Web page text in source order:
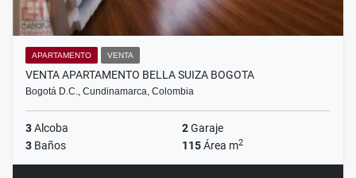
APARTAMENTO VENTA
VENTA APARTAMENTO BELLA SUIZA BOGOTA
Bogotá D.C., Cundinamarca, Colombia
3Alcoba 2Garaje
3 Baños 115Área m2